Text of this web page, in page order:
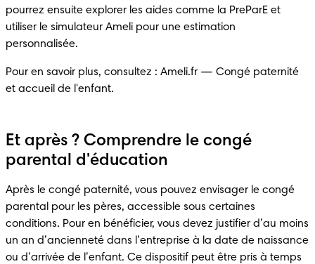
pourrez ensuite explorer les aides comme la PreParE et
utiliser le simulateur Ameli pour une estimation
personnalisée.
Pour en savoir plus, consultez : Ameli.fr — Congé paternité
et accueil de l'enfant.
Et après ? Comprendre le congé
parental d'éducation
Après le congé paternité, vous pouvez envisager le congé
parental pour les pères, accessible sous certaines
conditions. Pour en bénéficier, vous devez justifier d’au moins
un an d’ancienneté dans l’entreprise à la date de naissance
ou d’arrivée de l’enfant. Ce dispositif peut être pris à temps